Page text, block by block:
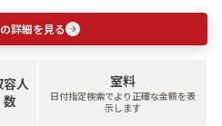
詳細を見る
容人
数
室料
日付指定検索でより正確な金額を表
示します